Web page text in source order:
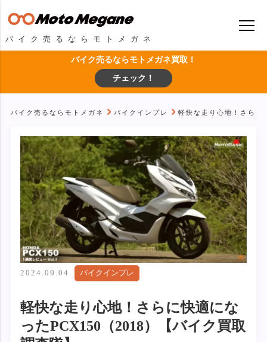
バイク売るならモトメガネ
バイク売るならモトメガネ買取！
チェック！
バイク売るならモトメガネ バイクインプレ 軽快な走り心地！さら
2024.09.04 バイクインプレ
軽快な走り心地！さらに快適にな
ったPCX150（2018）【バイク買取